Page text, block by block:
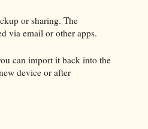
or sharing. The
via email or other apps.
can import it back into the
device or after